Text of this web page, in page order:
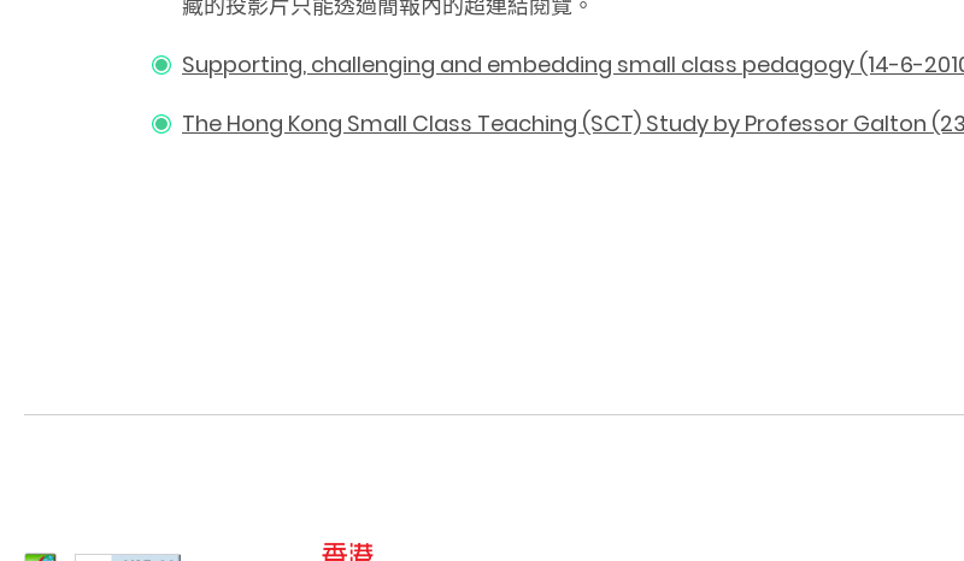
Supporting, challenging and embedding small class pedagogy (14-6-
The Hong Kong Small Class Teaching (SCT) Study by Professor Galton